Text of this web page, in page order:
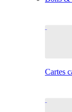
Cartes